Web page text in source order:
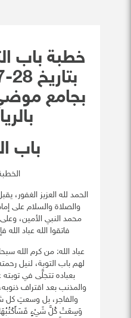
خطبة باب
بجامع
باب
الحمد لله العزيز الغفور،
والصلاة والسلام على
محمد النبي الأمين،
فاتقوا الله عباد
عباد الله: من كرم الله
لهم باب التوبة، لنيل
بعباده تتجلَّى في
والمذنب بعد اقتراف
والفاجر، بل وسعتِ كل
وَسِعَتْ كُلَّ شَيْءٍ فَسَأَكْتُبُهَا